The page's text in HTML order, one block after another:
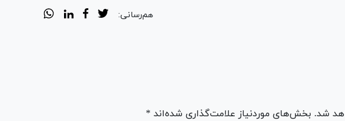
هم‌رسانی:
شد. بخش‌های موردنیاز علامت‌گذاری شده‌اند *